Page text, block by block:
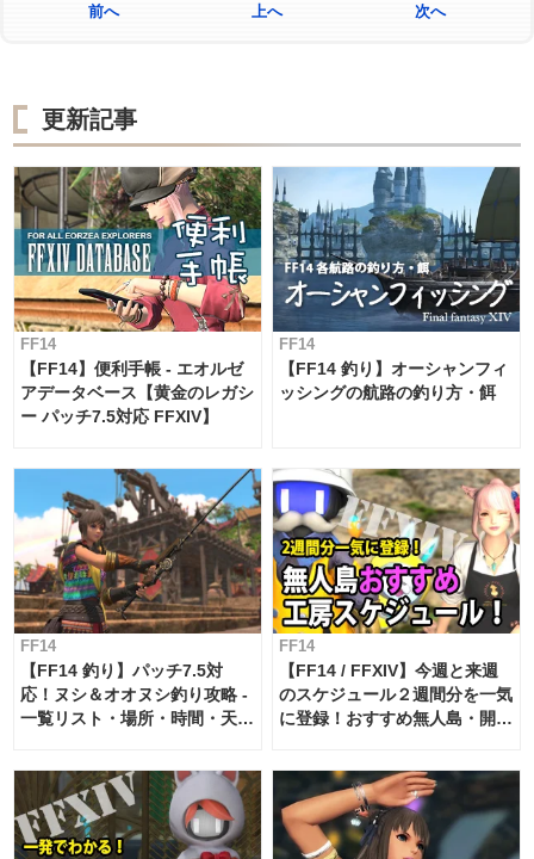
前へ 上へ 次へ
更新記事
FF14
【FF14】便利手帳 - エオルゼ
アデータベース【黄金のレガシ
ー パッチ7.5対応 FFXIV】
FF14
【FF14 釣り】オーシャンフィ
ッシングの航路の釣り方・餌
FF14
【FF14 釣り】パッチ7.5対
応！ヌシ＆オオヌシ釣り攻略 -
一覧リスト・場所・時間・天
FF14
【FF14 / FFXIV】今週と来週
のスケジュール２週間分を一気
に登録！おすすめ無人島・開拓